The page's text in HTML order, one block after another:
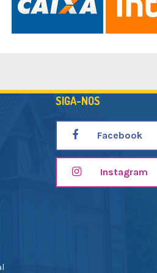
SIGA-NOS
Facebook
Instagram